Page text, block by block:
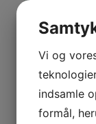
Pjedstedvej
Link til
Tidsplanen
👉 Kl. 10.00 -
Vi og
indsamle
formål,